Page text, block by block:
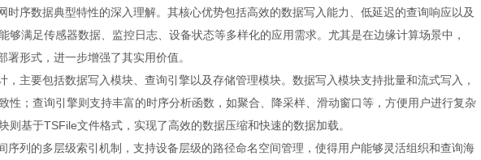
时序数据典型特性的深入理解。其核心优势包括高效的数据写入能力、低延迟的查询响应以及
够满足传感器数据、监控日志、设备状态等多样化的应用需求。尤其是在边缘计算场景中，
形式，进一步增强了其实用价值。
，主要包括数据写入模块、查询引擎以及存储管理模块。数据写入模块支持批量和流式写入，
性；查询引擎则支持丰富的时序分析函数，如聚合、降采样、滑动窗口等，方便用户进行复杂
则基于TSFile文件格式，实现了高效的数据压缩和快速的数据加载。
序列的多层级索引机制，支持设备层级的路径命名空间管理，使得用户能够灵活组织和查询海